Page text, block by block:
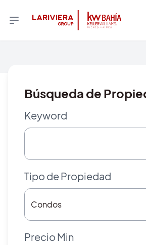
Búsqueda de
Keyword
Tipo de Propiedad
Precio Min